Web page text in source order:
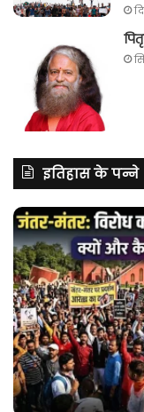
इतिहास के पन्ने